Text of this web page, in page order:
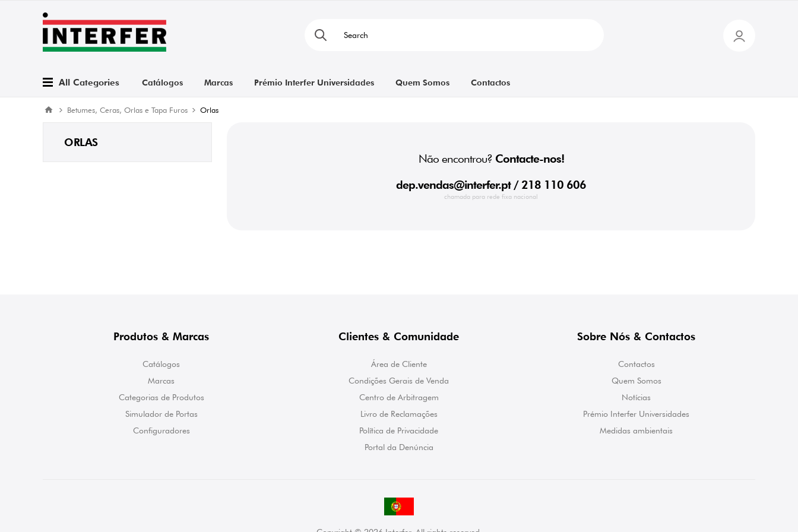
All Categories Catálogos Marcas Prémio Interfer Universidades Quem Somos Contactos
Betumes, Ceras, Orlas e Tapa Furos Orlas
Não encontrou? Contacte-nos!
dep.vendas@interfer.pt/ 218 110 606
chamada para rede fixa nacional
ORLAS
Produtos & Marcas
Catálogos
Marcas
Categorias de Produtos
Simulador de Portas
Configuradores
Clientes & Comunidade
Área de Cliente
Condições Gerais de Venda
Centro de Arbitragem
Livro de Reclamações
Política de Privacidade
Portal da Denúncia
Sobre Nós & Contactos
Contactos
Quem Somos
Notícias
Prémio Interfer Universidades
Medidas ambientais